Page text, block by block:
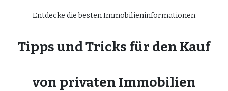
Entdecke die besten Immobilieninformationen
Tipps und Tricks für den Kauf
von privaten Immobilien